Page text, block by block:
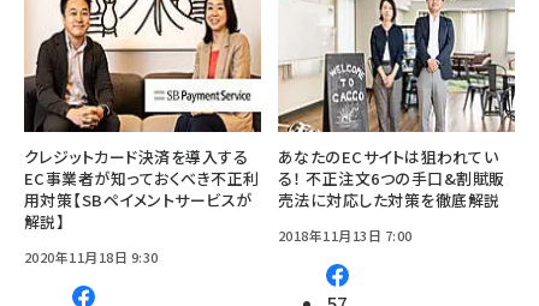
クレジットカード決済を導入する
EC事業者が知っておくべき不正利
用対策【SBペイメントサービスが
解説】
2020年11月18日 9:30
あなたのECサイトは狙われてい
る！ 不正注文6つの手口&割賦販
売法に対応した対策を徹底解説
2018年11月13日 7:00